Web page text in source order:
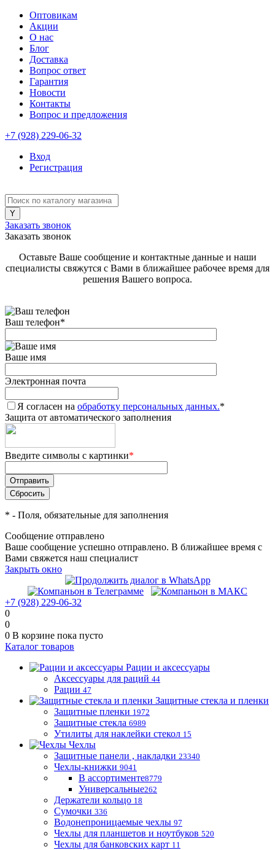
Оптовикам
Акции
О нас
Блог
Доставка
Вопрос ответ
Гарантия
Новости
Контакты
Вопрос и предложения
+7 (928) 229-06-32
Вход
Регистрация
Заказать звонок
Заказать звонок
Оставьте Ваше сообщение и контактные данные и наши
специалисты свяжутся с Вами в ближайшее рабочее время для
решения Вашего вопроса.
Ваш телефон*
Ваше имя
Электронная почта
Я согласен на обработку персональных данных.*
Защита от автоматического заполнения
Введите символы с картинки*
* - Поля, обязательные для заполнения
Сообщение отправлено
Ваше сообщение успешно отправлено. В ближайшее время с
Вами свяжется наш специалист
Закрыть окно
+7 (928) 229-06-32
0
0
0 В корзине пока пусто
Каталог товаров
Рации и аксессуары
Аксессуары для раций 44
Рации 47
Защитные стекла и пленки
Защитные пленки 1972
Защитные стекла 6989
Утилиты для наклейки стекол 15
Чехлы
Защитные панели , накладки 23340
Чехлы-книжки 9041
В ассортименте8779
Универсальные262
Держатели кольцо 18
Сумочки 336
Водонепроницаемые чехлы 97
Чехлы для планшетов и ноутбуков 520
Чехлы для банковских карт 11